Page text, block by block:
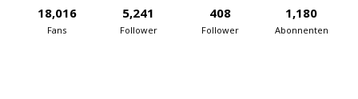
18,016
Fans
5,241
Follower
408
Follower
1,180
Abonnenten